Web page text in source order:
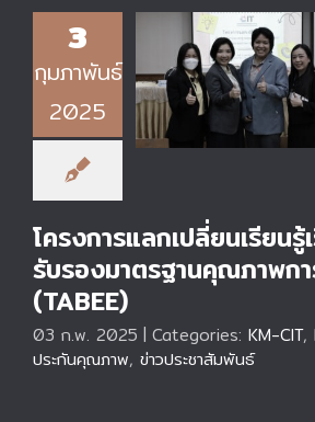
3
กุมภาพันธ์
2025
โครงการแลกเปลี่ย
เรียนรู้เรื่องการรับร
มาตรฐานคุณภาพก
ศึกษา (TABEE)
โครงการแลกเปลี่ยนเรียนรู้
รับรองมาตรฐานคุณภาพก
(TABEE)
03 ก.พ. 2025 | Categories: KM-CIT,
ประกันคุณภาพ, ข่าวประชาสัมพันธ์